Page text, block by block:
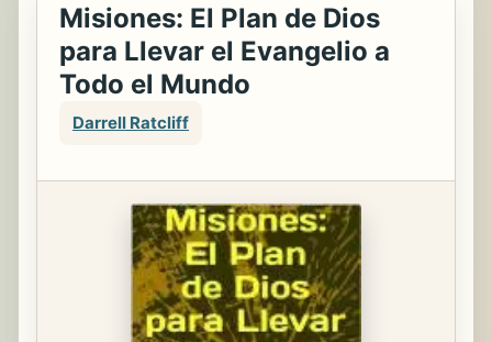
Misiones: El Plan de Dios
para Llevar el Evangelio a
Todo el Mundo
Darrell Ratcliff